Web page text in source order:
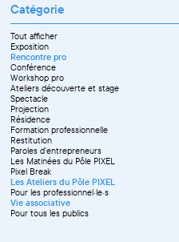
Avril
Mai
Juin
Septembre
Octobre
Novembre
Catégorie
Tout afficher
Exposition
Rencontre pro
Conférence
Workshop pro
Ateliers découverte et stage
Spectacle
Projection
Résidence
Formation professionnelle
Restitution
Paroles d'entrepreneurs
Les Matinées du Pôle PIXEL
Pixel Break
Les Ateliers du Pôle PIXEL
Pour les professionnel·le·s
Vie associative
Pour tous les publics